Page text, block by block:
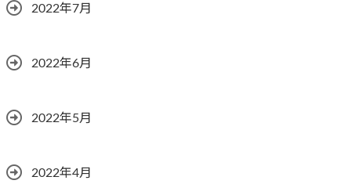
2022年7月
2022年6月
2022年5月
2022年4月